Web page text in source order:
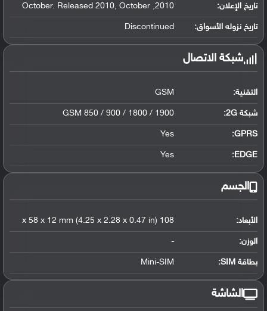
تاريخ الإعلان: 2010, October. Released 2010, October
تاريخ نزوله الأسواق: Discontinued
شبكة الاتصال
التقنية: GSM
شبكة 2G: GSM 850 / 900 / 1800 / 1900
GPRS:
Yes
EDGE:
Yes
الجسم
الأبعاد: 108 x 58 x 12 mm (4.25 x 2.28 x 0.47 in)
الوزن: -
بطاقة SIM: Mini-SIM
الشاشة